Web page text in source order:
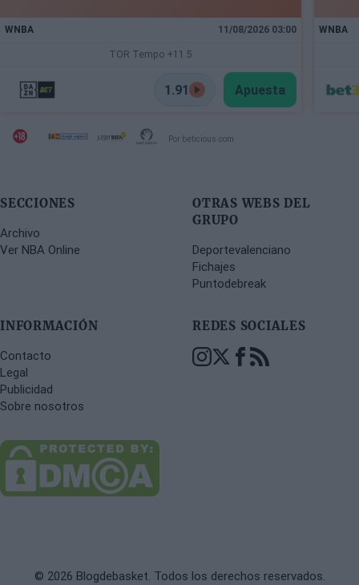
WNBA 11/08/2026 03:00
TOR Tempo +11.5
1.91 Apuesta
WNBA
Por beticious.com
SECCIONES
Archivo
Ver NBA Online
OTRAS WEBS DEL
GRUPO
Deportevalenciano
Fichajes
Puntodebreak
INFORMACIÓN
Contacto
Legal
Publicidad
Sobre nosotros
REDES SOCIALES
© 2026 Blogdebasket. Todos los derechos reservados.